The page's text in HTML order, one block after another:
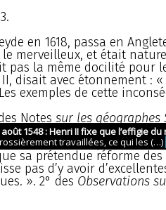
en 1618, passa en
merveilleux, et était
pas la même docilité pour
II, disait avec étonnement :
exemples de cette
Notes sur les géographes
bon juge en cette matière,
derniers temps, ont
sa prétendue réforme
pas d’y avoir
». 2° des Observations